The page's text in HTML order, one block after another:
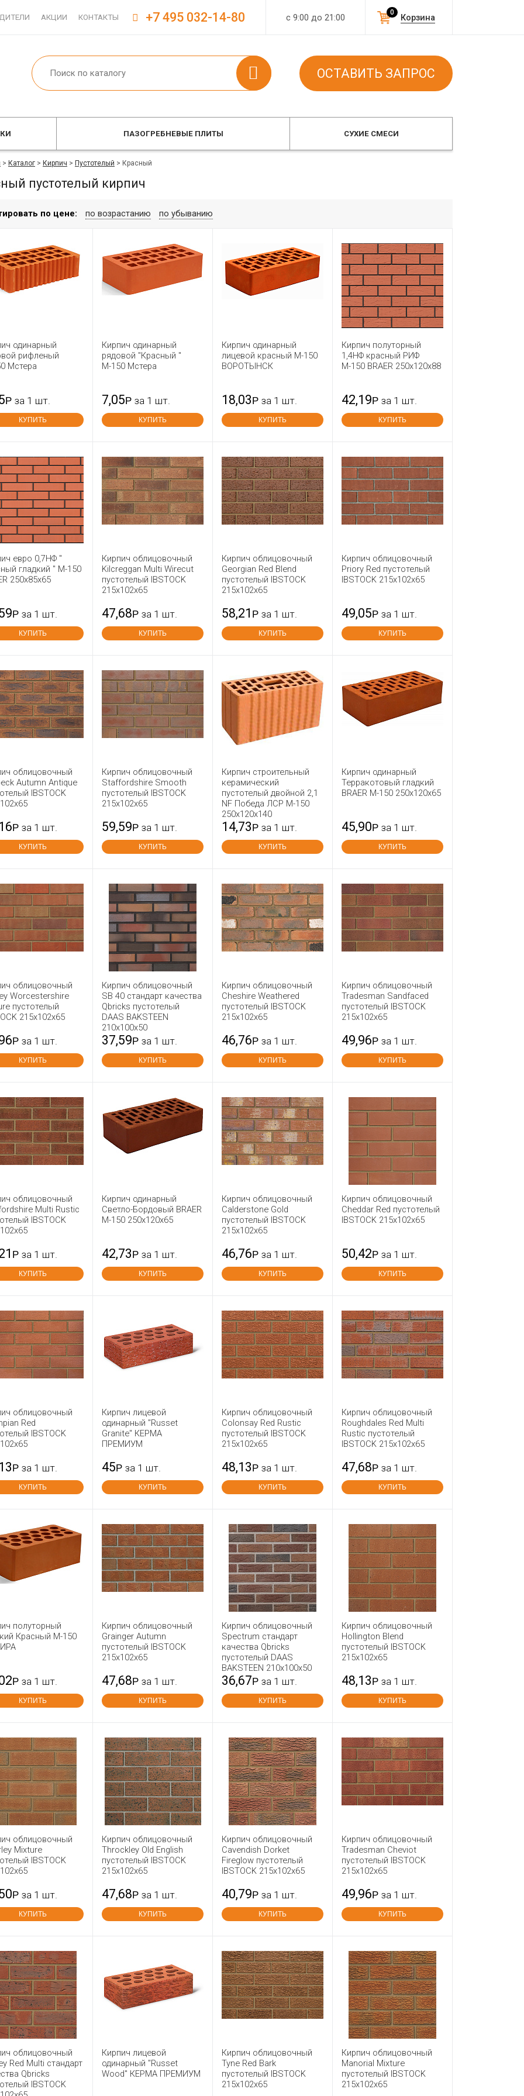
АКЦИИ КОНТАКТЫ с 9:00 до 21:00 Корзина
0
+7 495 032-14-80
ОСТАВИТЬ ЗАПРОС
ПАЗОГРЕБНЕВЫЕ ПЛИТЫ СУХИЕ СМЕСИ
> Каталог > Кирпич > Пустотелый > Красный
пустотелый кирпич
по цене: по возрастанию по убыванию
одинарный
рифленый
Мстера
Р за 1 шт.
КУПИТЬ
Кирпич одинарный
рядовой "Красный "
М-150 Мстера
7,05Р за 1 шт.
КУПИТЬ
Кирпич одинарный
лицевой красный М-150
ВОРОТЫНСК
18,03Р за 1 шт.
КУПИТЬ
Кирпич полуторный
1,4НФ красный РИФ
М-150 BRAER 250x120x88
42,19Р за 1 шт.
КУПИТЬ
евро 0,7НФ "
гладкий " М-150
250x85x65
Р за 1 шт.
КУПИТЬ
Кирпич облицовочный
Kilcreggan Multi Wirecut
пустотелый IBSTOCK
215x102x65
47,68Р за 1 шт.
КУПИТЬ
Кирпич облицовочный
Georgian Red Blend
пустотелый IBSTOCK
215x102x65
58,21 Р за 1 шт.
КУПИТЬ
Кирпич облицовочный
Priory Red пустотелый
IBSTOCK 215x102x65
49,05Р за 1 шт.
КУПИТЬ
облицовочный
Autumn Antique
IBSTOCK
Р за 1 шт.
КУПИТЬ
Кирпич облицовочный
Staffordshire Smooth
пустотелый IBSTOCK
215x102x65
59,59Р за 1 шт.
КУПИТЬ
Кирпич строительный
керамический
пустотелый двойной 2,1
NF Победа ЛСР М-150
250x120x140
14,73Р за 1 шт.
КУПИТЬ
Кирпич одинарный
Терракотовый гладкий
BRAER М-150 250x120x65
45,90Р за 1 шт.
КУПИТЬ
облицовочный
Worcestershire
пустотелый
215x102x65
Р за 1 шт.
КУПИТЬ
Кирпич облицовочный
SB 40 стандарт качества
Qbricks пустотелый
DAAS BAKSTEEN
210x100x50
37,59Р за 1 шт.
КУПИТЬ
Кирпич облицовочный
Cheshire Weathered
пустотелый IBSTOCK
215х102х65
46,76Р за 1 шт.
КУПИТЬ
Кирпич облицовочный
Tradesman Sandfaced
пустотелый IBSTOCK
215x102x65
49,96Р за 1 шт.
КУПИТЬ
облицовочный
Multi Rustic
IBSTOCK
Р за 1 шт.
КУПИТЬ
Кирпич одинарный
Светло-Бордовый BRAER
М-150 250x120x65
42,73Р за 1 шт.
КУПИТЬ
Кирпич облицовочный
Calderstone Gold
пустотелый IBSTOCK
215х102х65
46,76Р за 1 шт.
КУПИТЬ
Кирпич облицовочный
Cheddar Red пустотелый
IBSTOCK 215x102x65
50,42Р за 1 шт.
КУПИТЬ
облицовочный
Red
IBSTOCK
Р за 1 шт.
КУПИТЬ
Кирпич лицевой
одинарный "Russet
Granite" КЕРМА
ПРЕМИУМ
45Р за 1 шт.
КУПИТЬ
Кирпич облицовочный
Colonsay Red Rustic
пустотелый IBSTOCK
215x102x65
48,13Р за 1 шт.
КУПИТЬ
Кирпич облицовочный
Roughdales Red Multi
Rustic пустотелый
IBSTOCK 215х102х65
47,68Р за 1 шт.
КУПИТЬ
полуторный
Красный М-150
Р за 1 шт.
КУПИТЬ
Кирпич облицовочный
Grainger Autumn
пустотелый IBSTOCK
215x102x65
47,68Р за 1 шт.
КУПИТЬ
Кирпич облицовочный
Spectrum стандарт
качества Qbricks
пустотелый DAAS
BAKSTEEN 210x100x50
36,67Р за 1 шт.
КУПИТЬ
Кирпич облицовочный
Hollington Blend
пустотелый IBSTOCK
215x102x65
48,13Р за 1 шт.
КУПИТЬ
облицовочный
Mixture
IBSTOCK
Р за 1 шт.
КУПИТЬ
Кирпич облицовочный
Throckley Old English
пустотелый IBSTOCK
215x102x65
47,68Р за 1 шт.
КУПИТЬ
Кирпич облицовочный
Cavendish Dorket
Fireglow пустотелый
IBSTOCK 215x102x65
40,79Р за 1 шт.
КУПИТЬ
Кирпич облицовочный
Tradesman Cheviot
пустотелый IBSTOCK
215x102x65
49,96Р за 1 шт.
КУПИТЬ
облицовочный
Red Multi стандарт
Qbricks
IBSTOCK
Кирпич лицевой
одинарный "Russet
Wood" КЕРМА ПРЕМИУМ
Кирпич облицовочный
Tyne Red Bark
пустотелый IBSTOCK
215x102x65
Кирпич облицовочный
Manorial Mixture
пустотелый IBSTOCK
215x102x65